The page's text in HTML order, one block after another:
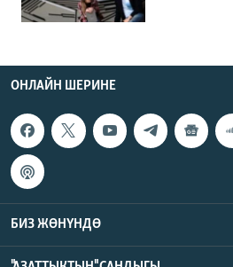
ОНЛАЙН ШЕРИНЕ
БИЗ ЖӨНҮНДӨ